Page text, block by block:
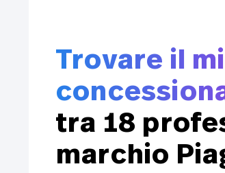
Trovare il
tra 18
marchio